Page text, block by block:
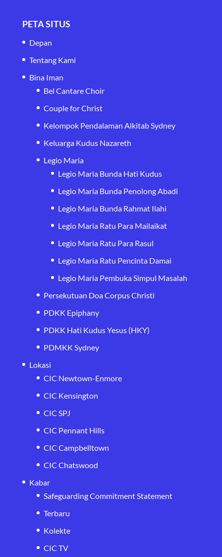
PETA SITUS
Depan
Tentang Kami
Bina Iman
Bel Cantare Choir
Couple for Christ
Kelompok Pendalaman Alkitab Sydney
Keluarga Kudus Nazareth
Legio Maria
Legio Maria Bunda Hati Kudus
Legio Maria Bunda Penolong Abadi
Legio Maria Bunda Rahmat Ilahi
Legio Maria Ratu Para Mailaikat
Legio Maria Ratu Para Rasul
Legio Maria Ratu Pencinta Damai
Legio Maria Pembuka Simpul Masalah
Persekutuan Doa Corpus Christi
PDKK Epiphany
PDKK Hati Kudus Yesus (HKY)
PDMKK Sydney
Lokasi
CIC Newtown-Enmore
CIC Kensington
CIC SPJ
CIC Pennant Hills
CIC Campbelltown
CIC Chatswood
Kabar
Safeguarding Commitment Statement
Terbaru
Kolekte
CIC TV